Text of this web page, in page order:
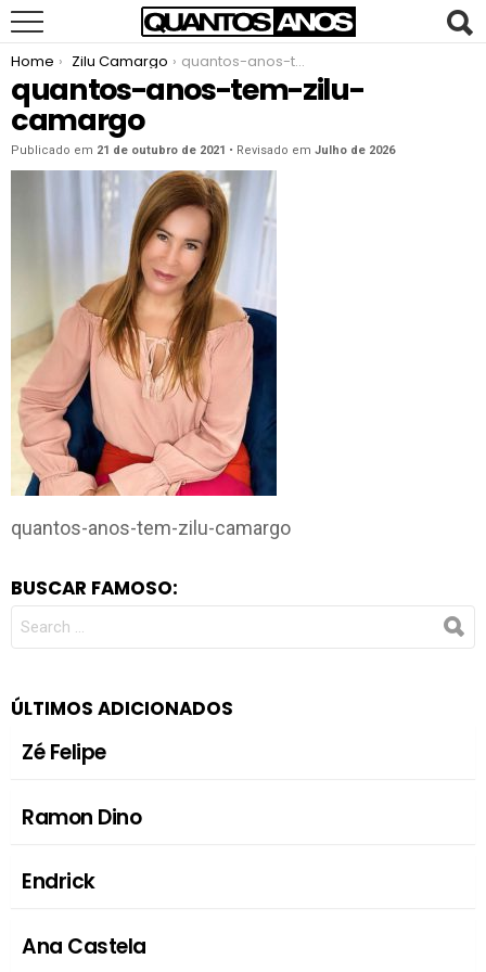
You are here:
Home Zilu Camargo quantos-anos-tem-zilu-camargo
quantos-anos-tem-zilu-
camargo
Publicado em 21 de outubro de 2021 • Revisado em Julho de 2026
quantos-anos-tem-zilu-camargo
BUSCAR FAMOSO:
FOR:
ÚLTIMOS ADICIONADOS
Zé Felipe
Ramon Dino
Endrick
Ana Castela